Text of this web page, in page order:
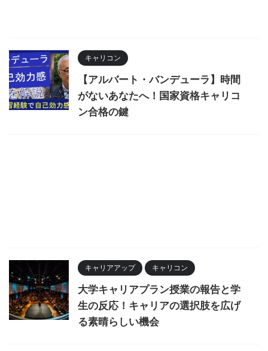
キャリコン
【アルバート・バンデューラ】時間
がないあなたへ！国家資格キャリコ
ン合格の鍵
キャリアアップ キャリコン
大学キャリアプラン授業の報告と学
生の反応！キャリアの選択肢を広げ
る素晴らしい機会